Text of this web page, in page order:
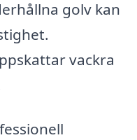
golv kan
vackra